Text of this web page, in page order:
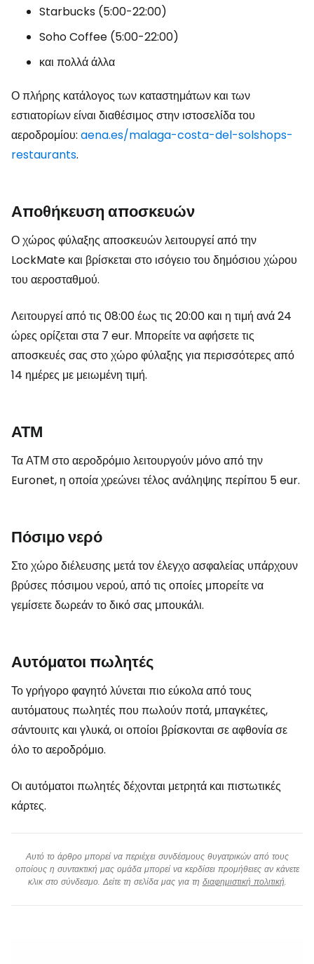
Starbucks (5:00-22:00)
Soho Coffee (5:00-22:00)
και πολλά άλλα
Ο πλήρης κατάλογος των καταστημάτων και των
εστιατορίων είναι διαθέσιμος στην ιστοσελίδα του
αεροδρομίου: aena.es/malaga-costa-del-solshops-
restaurants.
Αποθήκευση αποσκευών
Ο χώρος φύλαξης αποσκευών λειτουργεί από την
LockMate και βρίσκεται στο ισόγειο του δημόσιου χώρου
του αεροσταθμού.
Λειτουργεί από τις 08:00 έως τις 20:00 και η τιμή ανά 24
ώρες ορίζεται στα 7 eur. Μπορείτε να αφήσετε τις
αποσκευές σας στο χώρο φύλαξης για περισσότερες από
14 ημέρες με μειωμένη τιμή.
ΑΤΜ
Τα ΑΤΜ στο αεροδρόμιο λειτουργούν μόνο από την
Euronet, η οποία χρεώνει τέλος ανάληψης περίπου 5 eur.
Πόσιμο νερό
Στο χώρο διέλευσης μετά τον έλεγχο ασφαλείας υπάρχουν
βρύσες πόσιμου νερού, από τις οποίες μπορείτε να
γεμίσετε δωρεάν το δικό σας μπουκάλι.
Αυτόματοι πωλητές
Το γρήγορο φαγητό λύνεται πιο εύκολα από τους
αυτόματους πωλητές που πωλούν ποτά, μπαγκέτες,
σάντουιτς και γλυκά, οι οποίοι βρίσκονται σε αφθονία σε
όλο το αεροδρόμιο.
Οι αυτόματοι πωλητές δέχονται μετρητά και πιστωτικές
κάρτες.
Αυτό το άρθρο μπορεί να περιέχει συνδέσμους θυγατρικών από τους
οποίους η συντακτική μας ομάδα μπορεί να κερδίσει προμήθειες αν κάνετε
κλικ στο σύνδεσμο. Δείτε τη σελίδα μας για τη διαφημιστική πολιτική.